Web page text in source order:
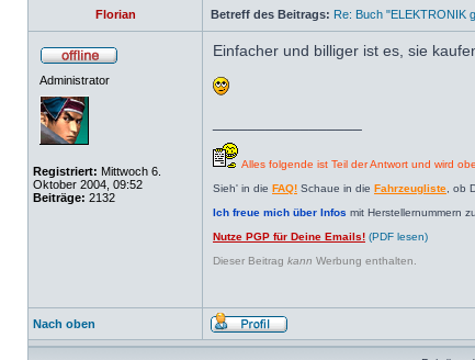
Florian Betreff des Beitrags: Re: Buch "ELEKTRONIK
Administrator
Registriert: Mittwoch 6.
Oktober 2004, 09:52
Beiträge: 2132
Einfacher und billiger ist es, sie
Alles folgende ist Teil der Antwort und wird
Sieh' in die FAQ! Schaue in die Fahrzeugliste , ob
Ich freue mich über Infos mit Herstellernummern
Nutze PGP für Deine Emails! (PDF lesen)
Dieser Beitrag kann Werbung enthalten.
Nach oben